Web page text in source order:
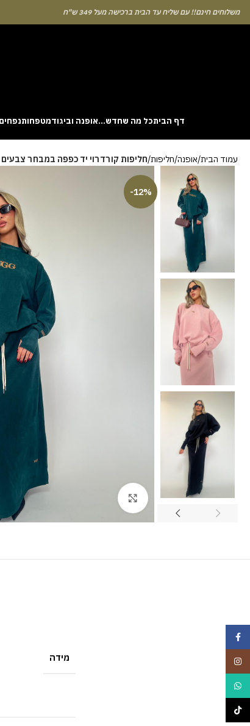
חינם!! עם שליח עד הבית ברכישה מעל 349 ש"ח
דף הביתכל מה שחדש…אופנה וביגודמטפחות
risk is to use the Aviator demo mode and familiarise yourself
of long sessions. Reading these guides often reveals how the
genuine randomness for every single bet you decide to place.
עמוד הבית אופנה חליפות חליפות קורדרוי יד כפפה במבחר צבעים
-12%
מידה